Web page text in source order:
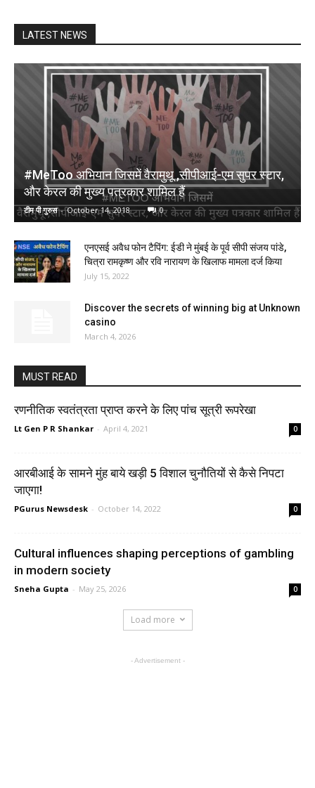
LATEST NEWS
#MeToo अभियान जिसमें वैरामुथू ,सीपीआई-एम सुपर स्टार,
और केरल की मुख्य पत्रकार शामिल हैं
टीम पी गुरुस - October 14, 2018 0
एनएसई अवैध फोन टैपिंग: ईडी ने मुंबई के पूर्व सीपी संजय पांडे,
चित्रा रामकृष्ण और रवि नारायण के खिलाफ मामला दर्ज किया
July 15, 2022
Discover the secrets of winning big at Unknown
casino
March 4, 2026
MUST READ
रणनीतिक स्वतंत्रता प्राप्त करने के लिए पांच सूत्री रूपरेखा
Lt Gen P R Shankar - April 4, 2021 0
आरबीआई के सामने मुंह बाये खड़ी 5 विशाल चुनौतियों से कैसे निपटा
जाएगा!
PGurus Newsdesk - October 14, 2022 0
Cultural influences shaping perceptions of gambling
in modern society
Sneha Gupta - May 25, 2026 0
Load more
- Advertisement -